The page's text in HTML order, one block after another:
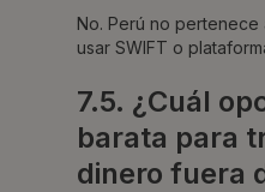
No. Perú no pertenece
usar SWIFT o
7.5. ¿Cuál
barata para
dinero fuera